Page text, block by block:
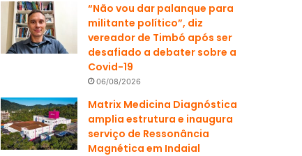
“Não vou dar palanque para
militante político”, diz
vereador de Timbó após ser
desafiado a debater sobre a
Covid-19
06/08/2026
Matrix Medicina Diagnóstica
amplia estrutura e inaugura
serviço de Ressonância
Magnética em Indaial